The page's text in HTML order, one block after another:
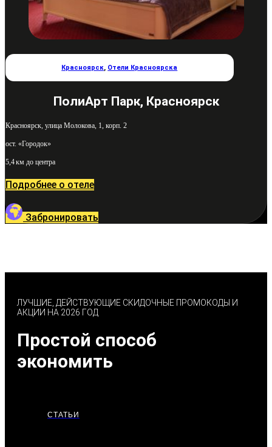
Красноярск, Отели Красноярска
ПолиАрт Парк, Красноярск
Красноярск, улица Молокова, 1, корп. 2
ост. «Городок»
5,4 км до центра
Подробнее о отеле
Забронировать
ЛУЧШИЕ, ДЕЙСТВУЮЩИЕ СКИДОЧНЫЕ ПРОМОКОДЫ И
АКЦИИ НА 2026 ГОД
Простой способ
экономить
СТАТЬИ